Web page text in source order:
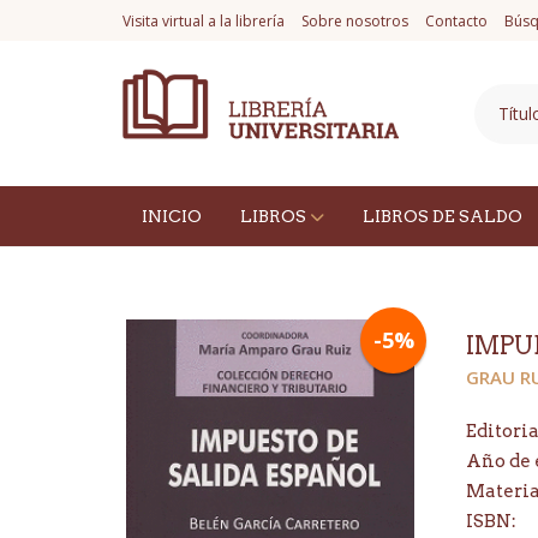
Visita virtual a la librería Sobre nosotros Contacto
INICIO LIBROS LIBROS DE SALDO
-5%
GRAU
Año de
ISBN: